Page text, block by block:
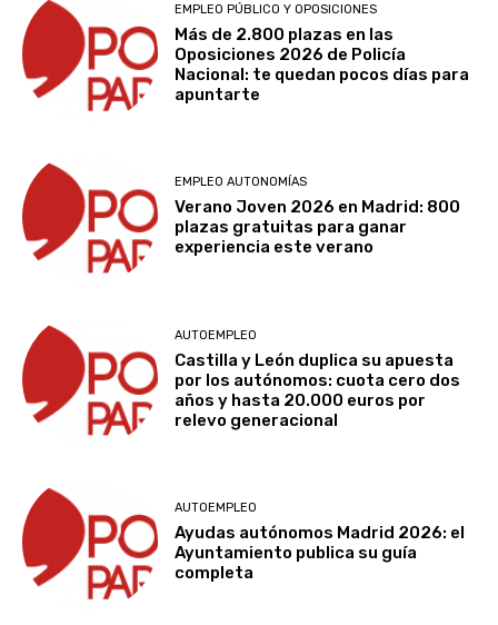
EMPLEO PÚBLICO Y OPOSICIONES
Más de 2.800 plazas en las
Oposiciones 2026 de Policía
Nacional: te quedan pocos días para
apuntarte
EMPLEO AUTONOMÍAS
Verano Joven 2026 en Madrid: 800
plazas gratuitas para ganar
experiencia este verano
AUTOEMPLEO
Castilla y León duplica su apuesta
por los autónomos: cuota cero dos
años y hasta 20.000 euros por
relevo generacional
AUTOEMPLEO
Ayudas autónomos Madrid 2026: el
Ayuntamiento publica su guía
completa